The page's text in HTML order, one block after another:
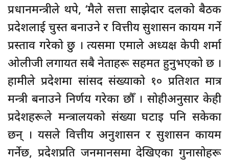
प्रधानमन्त्रीले थपे, ‘मैले सत्ता साझेदार दलको बैठक
प्रदेशलाई चुस्त बनाउने र वित्तीय सुशासन कायम गर्ने
प्रस्ताव गरेको छु । त्यसमा एमाले अध्यक्ष केपी शर्मा
ओलीजी लगायत सबै नेताहरू सहमत हुनुभएको छ ।
हामीले प्रदेशमा सांसद संख्याको १० प्रतिशत मात्र
मन्त्री बनाउने निर्णय गरेका छौँ । सोहीअनुसार केही
प्रदेशहरूले मन्त्रालयको संख्या घटाइ पनि सकेका
छन् । यसले वित्तीय अनुशासन र सुशासन कायम
गर्नेछ, प्रदेशप्रति जनमानसमा देखिएका गुनासोहरू